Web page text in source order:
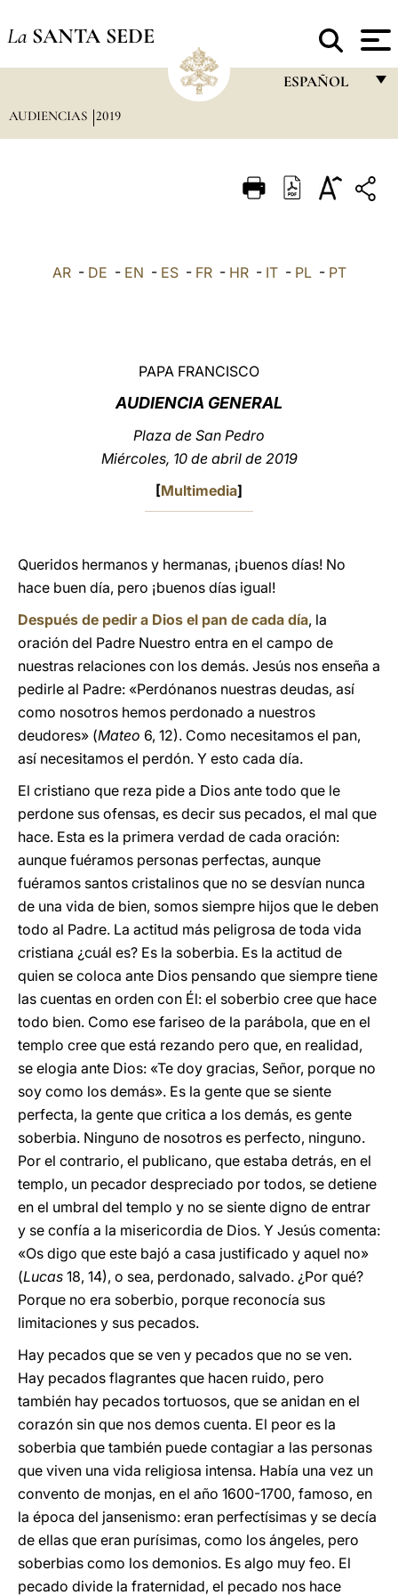
La SANTA SEDE
ESPAÑOL
ITALIANO
AUDIENCIAS 2019
AR- DE - EN - ES- FR- HR- IT- PL- PT
PAPA FRANCISCO
AUDIENCIA GENERAL
Plaza de San Pedro
Miércoles, 10 de abril de 2019
[Multimedia]
Queridos hermanos y hermanas, ¡buenos días! No
hace buen día, pero ¡buenos días igual!
Después de pedir a Dios el pan de cada día, la
oración del Padre Nuestro entra en el campo de
nuestras relaciones con los demás. Jesús nos enseña a
pedirle al Padre: «Perdónanos nuestras deudas, así
como nosotros hemos perdonado a nuestros
deudores» (Mateo 6, 12). Como necesitamos el pan,
así necesitamos el perdón. Y esto cada día.
El cristiano que reza pide a Dios ante todo que le
perdone sus ofensas, es decir sus pecados, el mal que
hace. Esta es la primera verdad de cada oración:
aunque fuéramos personas perfectas, aunque
fuéramos santos cristalinos que no se desvían nunca
de una vida de bien, somos siempre hijos que le deben
todo al Padre. La actitud más peligrosa de toda vida
cristiana ¿cuál es? Es la soberbia. Es la actitud de
quien se coloca ante Dios pensando que siempre tiene
las cuentas en orden con Él: el soberbio cree que hace
todo bien. Como ese fariseo de la parábola, que en el
templo cree que está rezando pero que, en realidad,
se elogia ante Dios: «Te doy gracias, Señor, porque no
soy como los demás». Es la gente que se siente
perfecta, la gente que critica a los demás, es gente
soberbia. Ninguno de nosotros es perfecto, ninguno.
Por el contrario, el publicano, que estaba detrás, en el
templo, un pecador despreciado por todos, se detiene
en el umbral del templo y no se siente digno de entrar
y se confía a la misericordia de Dios. Y Jesús comenta:
«Os digo que este bajó a casa justificado y aquel no»
(Lucas 18, 14), o sea, perdonado, salvado. ¿Por qué?
Porque no era soberbio, porque reconocía sus
limitaciones y sus pecados.
Hay pecados que se ven y pecados que no se ven.
Hay pecados flagrantes que hacen ruido, pero
también hay pecados tortuosos, que se anidan en el
corazón sin que nos demos cuenta. El peor es la
soberbia que también puede contagiar a las personas
que viven una vida religiosa intensa. Había una vez un
convento de monjas, en el año 1600-1700, famoso, en
la época del jansenismo: eran perfectísimas y se decía
de ellas que eran purísimas, como los ángeles, pero
soberbias como los demonios. Es algo muy feo. El
pecado divide la fraternidad, el pecado nos hace